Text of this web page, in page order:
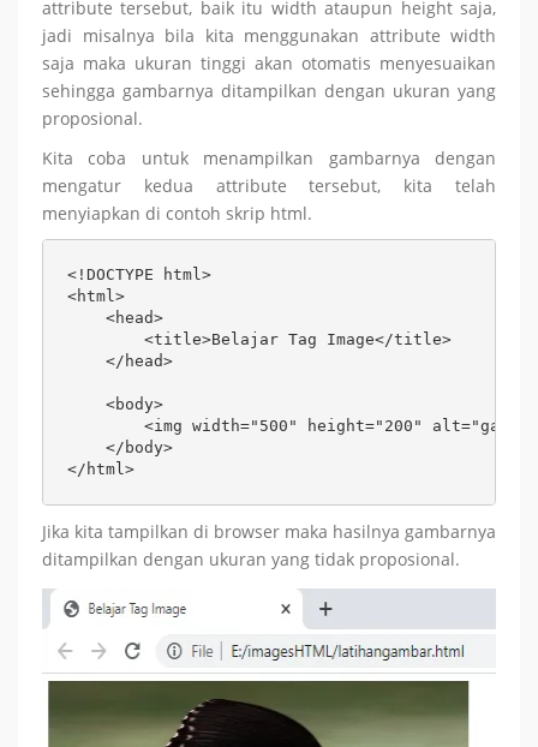
attribute tersebut, baik itu width ataupun height saja,
jadi misalnya bila kita menggunakan attribute width
saja maka ukuran tinggi akan otomatis menyesuaikan
sehingga gambarnya ditampilkan dengan ukuran yang
proposional.
Kita coba untuk menampilkan gambarnya dengan
mengatur kedua attribute tersebut, kita telah
menyiapkan di contoh skrip html.
<!DOCTYPE html>
<html>
    <head>
        <title>Belajar Tag Image</title>
    </head>
    <body>
<img width="500" height="200"
    </body>
</html>
Jika kita tampilkan di browser maka hasilnya gambarnya
ditampilkan dengan ukuran yang tidak proposional.